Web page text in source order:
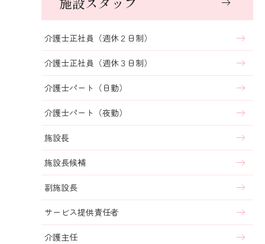
介護士正社員（週休２日制）
介護士正社員（週休３日制）
介護士パート（日勤）
介護士パート（夜勤）
施設⻑
施設長候補
副施設長
サービス提供責任者
介護主任